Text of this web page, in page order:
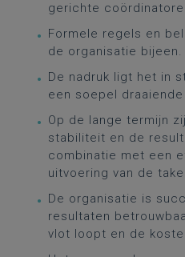
gerichte
Formele regels en
de organisatie bijeen.
De nadruk ligt het in
een soepel
Op de lange termijn
stabiliteit en de
combinatie met een
uitvoering van de
De organisatie is
resultaten
vlot loopt en de